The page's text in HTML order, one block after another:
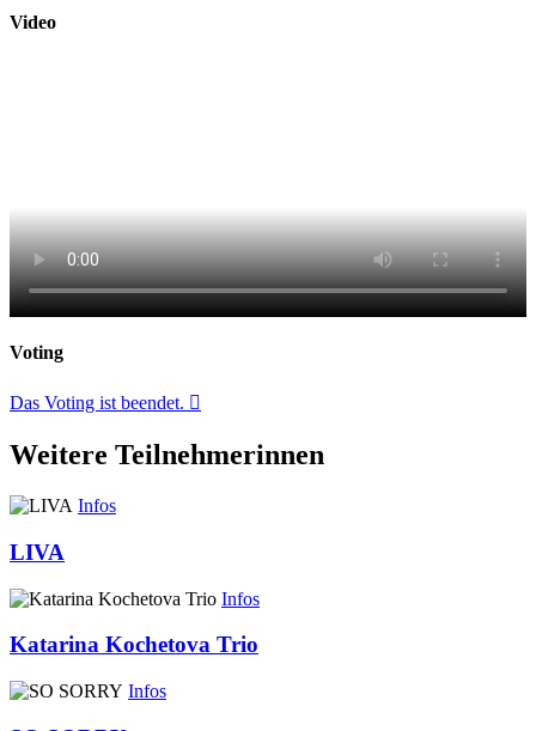
Video
Voting
Das Voting ist beendet.
Weitere Teilnehmerinnen
Infos
LIVA
Infos
Katarina Kochetova Trio
Infos